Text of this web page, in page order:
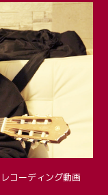
レコーディング動画